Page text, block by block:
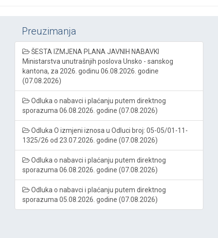
Preuzimanja
ŠESTA IZMJENA PLANA JAVNIH NABAVKI
Ministarstva unutrašnjih poslova Unsko - sanskog
kantona, za 2026. godinu 06.08.2026. godine
(07.08.2026)
Odluka o nabavci i plaćanju putem direktnog
sporazuma 06.08.2026. godine (07.08.2026)
Odluka O izmjeni iznosa u Odluci broj: 05-05/01-11-
1325/26 od 23.07.2026. godine (07.08.2026)
Odluka o nabavci i plaćanju putem direktnog
sporazuma 06.08.2026. godine (07.08.2026)
Odluka o nabavci i plaćanju putem direktnog
sporazuma 05.08.2026. godine (07.08.2026)